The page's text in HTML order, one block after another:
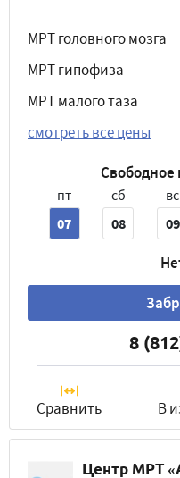
МРТ головного мозга
МРТ гипофиза
МРТ малого таза
смотреть все цены
Свободное
пт
07
сб
08
вс
09
8
Сравнить В
Центр МРТ